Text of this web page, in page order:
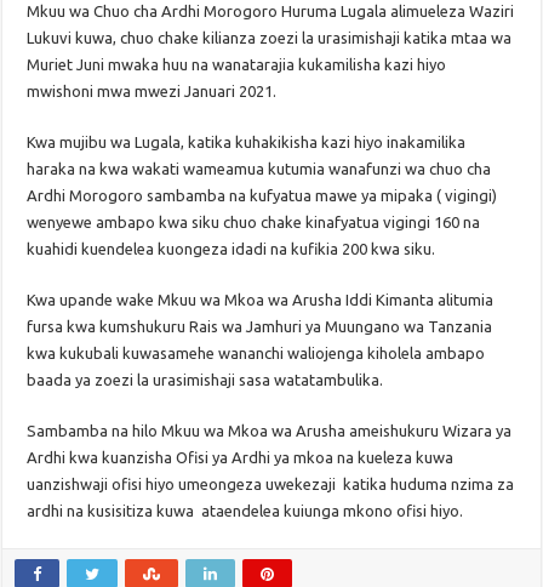
Mkuu wa Chuo cha Ardhi Morogoro Huruma Lugala alimueleza Waziri
Lukuvi kuwa, chuo chake kilianza zoezi la urasimishaji katika mtaa wa
Muriet Juni mwaka huu na wanatarajia kukamilisha kazi hiyo
mwishoni mwa mwezi Januari 2021.
Kwa mujibu wa Lugala, katika kuhakikisha kazi hiyo inakamilika
haraka na kwa wakati wameamua kutumia wanafunzi wa chuo cha
Ardhi Morogoro sambamba na kufyatua mawe ya mipaka ( vigingi)
wenyewe ambapo kwa siku chuo chake kinafyatua vigingi 160 na
kuahidi kuendelea kuongeza idadi na kufikia 200 kwa siku.
Kwa upande wake Mkuu wa Mkoa wa Arusha Iddi Kimanta alitumia
fursa kwa kumshukuru Rais wa Jamhuri ya Muungano wa Tanzania
kwa kukubali kuwasamehe wananchi waliojenga kiholela ambapo
baada ya zoezi la urasimishaji sasa watatambulika.
Sambamba na hilo Mkuu wa Mkoa wa Arusha ameishukuru Wizara ya
Ardhi kwa kuanzisha Ofisi ya Ardhi ya mkoa na kueleza kuwa
uanzishwaji ofisi hiyo umeongeza uwekezaji katika huduma nzima za
ardhi na kusisitiza kuwa ataendelea kuiunga mkono ofisi hiyo.